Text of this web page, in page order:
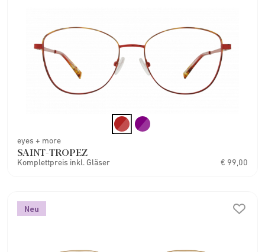
eyes + more
SAINT-TROPEZ
Komplettpreis inkl. Gläser € 99,00
Neu